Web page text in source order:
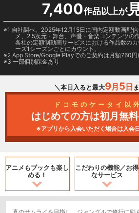
7,400作品以上が
1 自社調べ。2025年12月15日に国内定額動画配
メ、2.5次元・舞台、声優・音楽コンテンツの
各社の定額制動画サービスにおける作品数の
ーズ1シーズンごとにカウント。
2 App Store/Google Playでのご契約は月額760円
3 一部個別課金あり
＼本日入ると最大9月 5 日
ドコモのケータイ以
はじめての方は初月無
※アプリから入会いただく場合は入会
アニメもブックも楽し
める！
こだわりの機能／お得
なサービス